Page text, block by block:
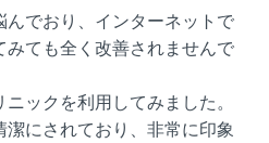
んでおり、インターネットで
ても全く改善されませんで
ックを利用してみました。
にされており、非常に印象